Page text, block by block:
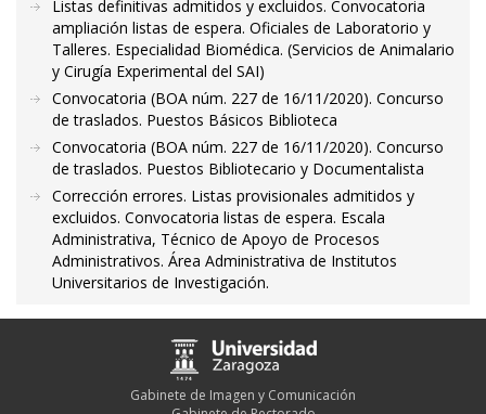
Listas definitivas admitidos y excluidos. Convocatoria
ampliación listas de espera. Oficiales de Laboratorio y
Talleres. Especialidad Biomédica. (Servicios de Animalario
y Cirugía Experimental del SAI)
Convocatoria (BOA núm. 227 de 16/11/2020). Concurso
de traslados. Puestos Básicos Biblioteca
Convocatoria (BOA núm. 227 de 16/11/2020). Concurso
de traslados. Puestos Bibliotecario y Documentalista
Corrección errores. Listas provisionales admitidos y
excluidos. Convocatoria listas de espera. Escala
Administrativa, Técnico de Apoyo de Procesos
Administrativos. Área Administrativa de Institutos
Universitarios de Investigación.
Gabinete de Imagen y Comunicación